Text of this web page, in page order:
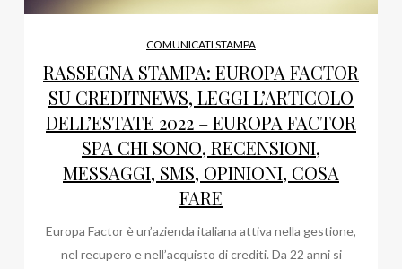
COMUNICATI STAMPA
RASSEGNA STAMPA: EUROPA FACTOR
SU CREDITNEWS, LEGGI L’ARTICOLO
DELL’ESTATE 2022 – EUROPA FACTOR
SPA CHI SONO, RECENSIONI,
MESSAGGI, SMS, OPINIONI, COSA
FARE
Europa Factor è un’azienda italiana attiva nella gestione,
nel recupero e nell’acquisto di crediti. Da 22 anni si